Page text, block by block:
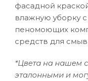
фасадной
влажную уборку
пеномоющих
средств для
*Цвета на нашем
эталонными и